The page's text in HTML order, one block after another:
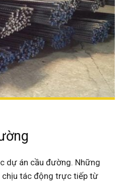
dự án cầu đường. Những
chịu tác động trực tiếp từ